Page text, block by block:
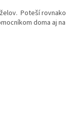
Poteší rovnako
doma aj na